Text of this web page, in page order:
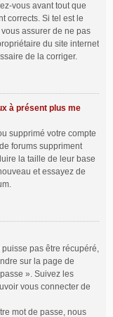
vous avant tout que
corrects. Si tel est le
assurer de ne pas
du site internet
de la corriger.
à présent plus me
supprimé votre compte
forums suppriment
la taille de leur base
et essayez de
pas être récupéré,
sur la page de
». Suivez les
vous connecter de
mot de passe, nous